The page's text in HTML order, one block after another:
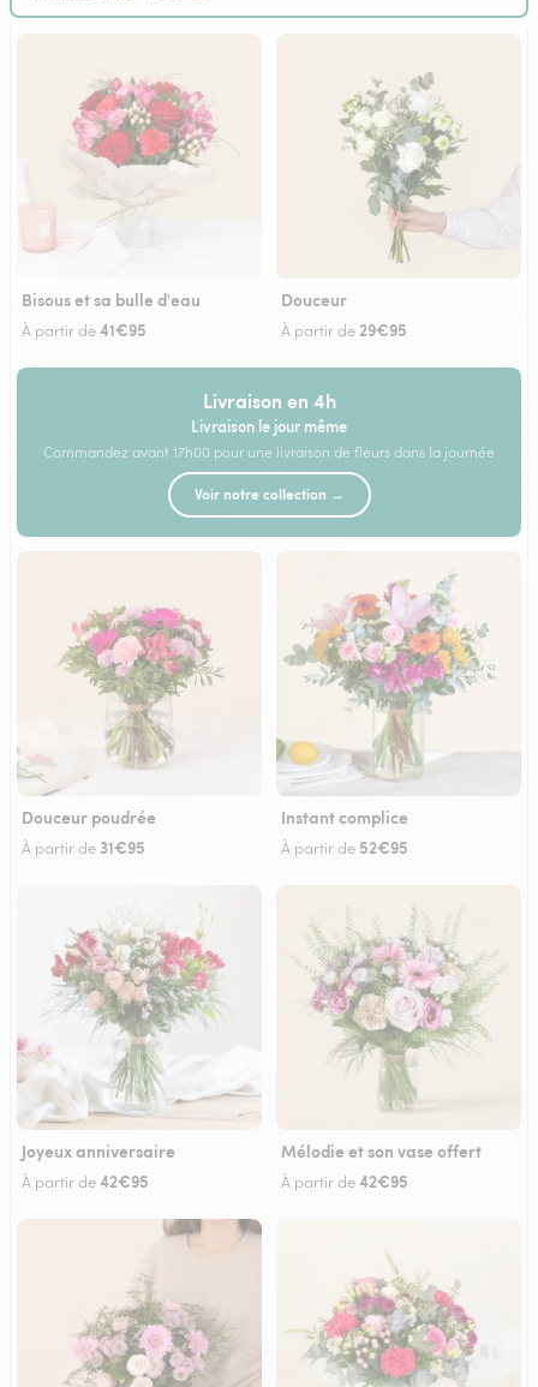
Bisous et sa bulle d'eau
À partir de41€95
Douceur
À partir de 29€95
Livraison en 4h
Livraison le jour même
Commandez avant 17h00 pour une livraison de fleurs dans la journée
Voir notre collection →
Douceur poudrée
À partir de 31€95
Instant complice
À partir de 52€95
Joyeux anniversaire
À partir de42€95
Mélodie et son vase offert
À partir de42€95